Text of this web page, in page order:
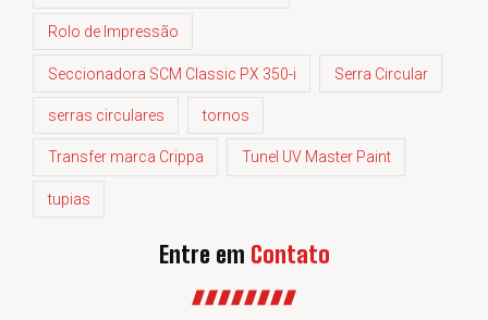
Rolo de Impressão
Seccionadora SCM Classic PX 350-i Serra Circular
serras circulares tornos
Transfer marca Crippa Tunel UV Master Paint
tupias
Entre em Contato